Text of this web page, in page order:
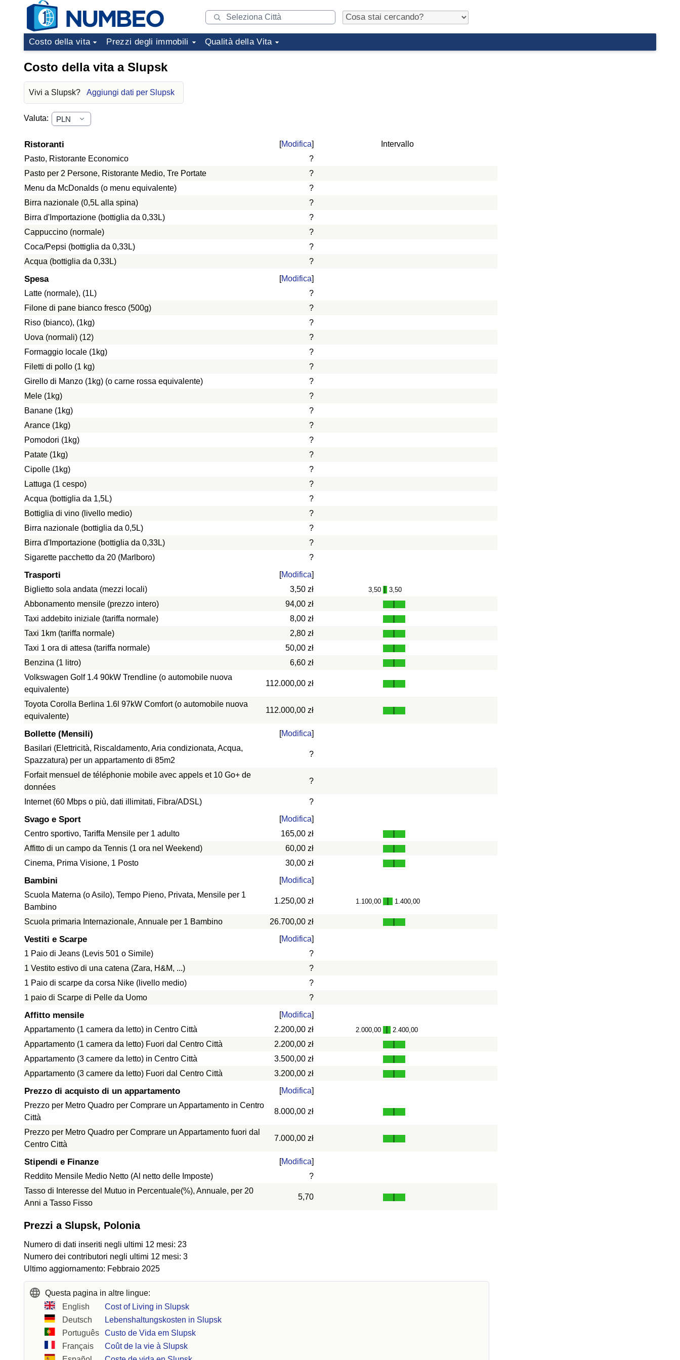
Costo della vita Prezzi degli immobili Qualità della Vita
Costo della vita a Slupsk
Vivi a Slupsk? Aggiungi dati per Slupsk
Valuta:
Ristoranti [Modifica]
Intervallo
Pasto, Ristorante Economico
?
Pasto per 2 Persone, Ristorante Medio, Tre Portate
?
Menu da McDonalds (o menu equivalente)
?
Birra nazionale (0,5L alla spina)
?
Birra d'Importazione (bottiglia da 0,33L)
?
Cappuccino (normale)
?
Coca/Pepsi (bottiglia da 0,33L)
?
Acqua (bottiglia da 0,33L)
?
Spesa [Modifica]
Latte (normale), (1L)
?
Filone di pane bianco fresco (500g)
?
Riso (bianco), (1kg)
?
Uova (normali) (12)
?
Formaggio locale (1kg)
?
Filetti di pollo (1 kg)
?
Girello di Manzo (1kg) (o carne rossa equivalente)
?
Mele (1kg)
?
Banane (1kg)
?
Arance (1kg)
?
Pomodori (1kg)
?
Patate (1kg)
?
Cipolle (1kg)
?
Lattuga (1 cespo)
?
Acqua (bottiglia da 1,5L)
?
Bottiglia di vino (livello medio)
?
Birra nazionale (bottiglia da 0,5L)
?
Birra d'Importazione (bottiglia da 0,33L)
?
Sigarette pacchetto da 20 (Marlboro)
?
Trasporti [Modifica]
Biglietto sola andata (mezzi locali)
3,50 zł 3,50 - 3,50
Abbonamento mensile (prezzo intero)
94,00 zł
Taxi addebito iniziale (tariffa normale)
8,00 zł
Taxi 1km (tariffa normale)
2,80 zł
Taxi 1 ora di attesa (tariffa normale)
50,00 zł
Benzina (1 litro)
6,60 zł
Volkswagen Golf 1.4 90kW Trendline (o automobile nuova
equivalente)
112.000,00 zł
Toyota Corolla Berlina 1.6l 97kW Comfort (o automobile nuova
equivalente)
112.000,00 zł
Bollette (Mensili) [Modifica]
Basilari (Elettricità, Riscaldamento, Aria condizionata, Acqua,
Spazzatura) per un appartamento di 85m2
?
Forfait mensuel de téléphonie mobile avec appels et 10 Go+ de
données
?
Internet (60 Mbps o più, dati illimitati, Fibra/ADSL) ?
Svago e Sport [Modifica]
Centro sportivo, Tariffa Mensile per 1 adulto
165,00 zł
Affitto di un campo da Tennis (1 ora nel Weekend)
60,00 zł
Cinema, Prima Visione, 1 Posto
30,00 zł
Bambini [Modifica]
Scuola Materna (o Asilo), Tempo Pieno, Privata, Mensile per 1
Bambino
1.250,00 zł 1.100,00 - 1.400,00
Scuola primaria Internazionale, Annuale per 1 Bambino 26.700,00 zł
Vestiti e Scarpe [Modifica]
1 Paio di Jeans (Levis 501 o Simile)
?
1 Vestito estivo di una catena (Zara, H&M, ...)
?
1 Paio di scarpe da corsa Nike (livello medio)
?
1 paio di Scarpe di Pelle da Uomo
?
Affitto mensile [Modifica]
Appartamento (1 camera da letto) in Centro Città
2.200,00 zł 2.000,00 - 2.400,00
Appartamento (1 camera da letto) Fuori dal Centro Città
2.200,00 zł
Appartamento (3 camere da letto) in Centro Città
3.500,00 zł
Appartamento (3 camere da letto) Fuori dal Centro Città
3.200,00 zł
Prezzo di acquisto di un appartamento [Modifica]
Prezzo per Metro Quadro per Comprare un Appartamento in Centro
Città
8.000,00 zł
Prezzo per Metro Quadro per Comprare un Appartamento fuori dal
Centro Città
7.000,00 zł
Stipendi e Finanze [Modifica]
Reddito Mensile Medio Netto (Al netto delle Imposte)
?
Tasso di Interesse del Mutuo in Percentuale(%), Annuale, per 20
Anni a Tasso Fisso
5,70
Prezzi a Slupsk, Polonia
Numero di dati inseriti negli ultimi 12 mesi: 23
Numero dei contributori negli ultimi 12 mesi: 3
Ultimo aggiornamento: Febbraio 2025
Questa pagina in altre lingue:
English
Cost of Living in Slupsk
Deutsch
Lebenshaltungskosten in Slupsk
Português
Custo de Vida em Slupsk
Français
Coût de la vie à Slupsk